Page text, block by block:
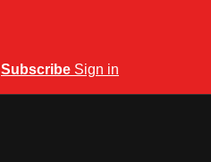
Subscribe Sign in